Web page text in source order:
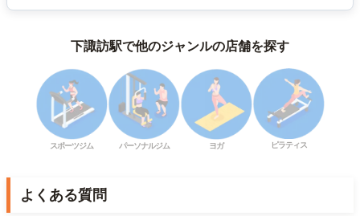
下諏訪駅で他のジャンルの店舗を探す
スポーツジム パーソナルジム ヨガ ピラティス
よくある質問